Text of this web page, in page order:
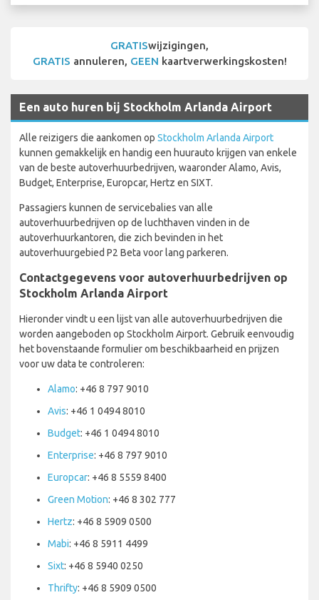
GRATISwijzigingen,
GRATIS annuleren, GEEN kaartverwerkingskosten!
Een auto huren bij Stockholm Arlanda Airport
Alle reizigers die aankomen op Stockholm Arlanda Airport
kunnen gemakkelijk en handig een huurauto krijgen van enkele
van de beste autoverhuurbedrijven, waaronder Alamo, Avis,
Budget, Enterprise, Europcar, Hertz en SIXT.
Passagiers kunnen de servicebalies van alle
autoverhuurbedrijven op de luchthaven vinden in de
autoverhuurkantoren, die zich bevinden in het
autoverhuurgebied P2 Beta voor lang parkeren.
Contactgegevens voor autoverhuurbedrijven op
Stockholm Arlanda Airport
Hieronder vindt u een lijst van alle autoverhuurbedrijven die
worden aangeboden op Stockholm Airport. Gebruik eenvoudig
het bovenstaande formulier om beschikbaarheid en prijzen
voor uw data te controleren:
Alamo: +46 8 797 9010
Avis: +46 1 0494 8010
Budget: +46 1 0494 8010
Enterprise: +46 8 797 9010
Europcar: +46 8 5559 8400
Green Motion: +46 8 302 777
Hertz: +46 8 5909 0500
Mabi: +46 8 5911 4499
Sixt: +46 8 5940 0250
Thrifty: +46 8 5909 0500